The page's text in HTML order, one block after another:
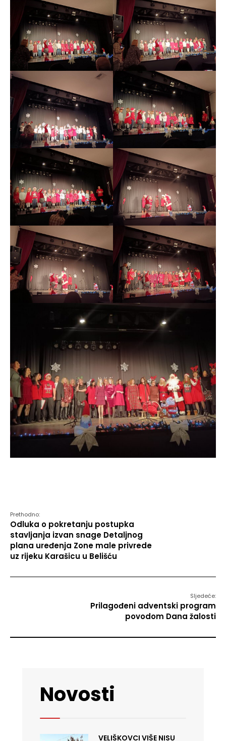
Prethodno:
Odluka o pokretanju postupka
stavljanja izvan snage Detaljnog
plana uređenja Zone male privrede
uz rijeku Karašicu u Belišću
Sljedeće:
Prilagođeni adventski program
povodom Dana žalosti
Novosti
VELIŠKOVCI VIŠE NISU